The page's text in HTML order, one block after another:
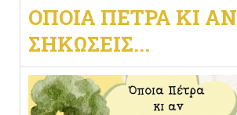
ΟΠΟΙΑ ΠΕΤΡΑ ΚΙ ΑΝ
ΣΗΚΩΣΕΙΣ...